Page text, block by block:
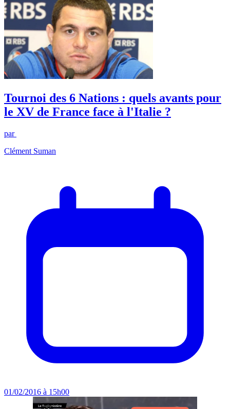
Tournoi des 6 Nations : quels avants pour
le XV de France face à l'Italie ?
par
Clément Suman
01/02/2016 à 15h00